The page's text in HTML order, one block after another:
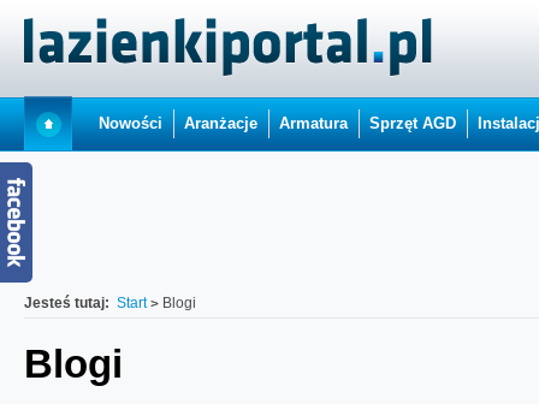
Nowości Aranżacje Armatura Sprzęt AGD
Jesteś tutaj: Start Blogi
Blogi